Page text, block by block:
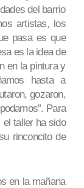
del barrio
artistas, los
pasa es que
es la idea de
en la pintura y
hasta a
gozaron,
Para
el taller ha sido
rinconcito de
en la mañana